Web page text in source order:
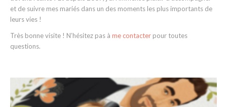
et de suivre mes mariés dans un des moments les plus importants de
leurs vies !
Très bonne visite ! N’hésitez pas à me contacter pour toutes
questions.